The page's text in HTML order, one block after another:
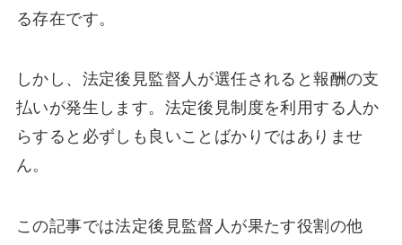
る存在です。
しかし、法定後見監督人が選任されると報酬の支
払いが発生します。法定後見制度を利用する人か
らすると必ずしも良いことばかりではありませ
ん。
この記事では法定後見監督人が果たす役割の他